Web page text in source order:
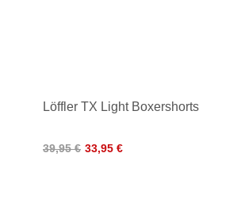
Löffler TX Light Boxershorts
39,95 € 33,95 €